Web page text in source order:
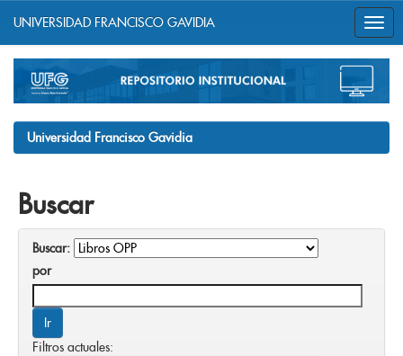
navigation
UNIVERSIDAD FRANCISCO GAVIDIA
Universidad Francisco Gavidia
Buscar
Buscar:
por
Filtros actuales: